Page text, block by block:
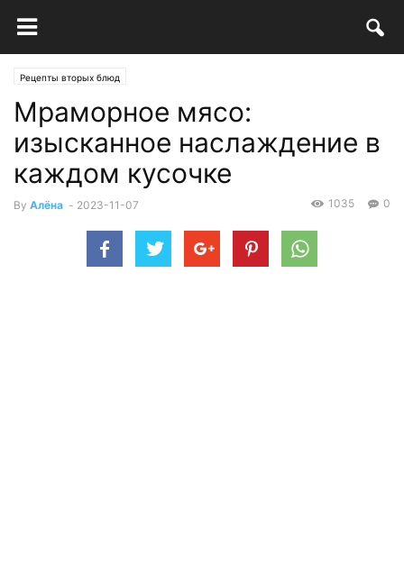
Рецепты вторых блюд
Мраморное мясо:
изысканное наслаждение в
каждом кусочке
By Алёна - 2023-11-07 0
1035